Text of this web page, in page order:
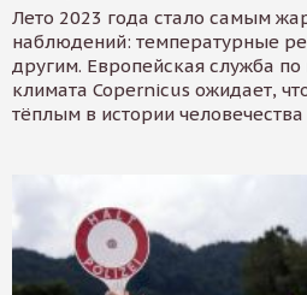
Лето 2023 года стало самым
наблюдений: температурные
другим. Европейская служба
климата Copernicus ожидает,
тёплым в истории человечества